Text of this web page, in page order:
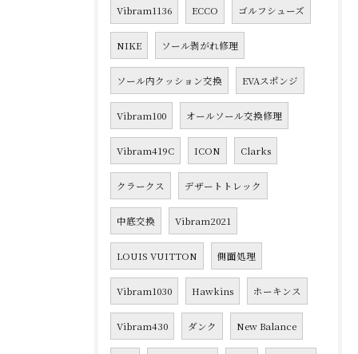
Vibram1136 ECCO ゴルフシューズ
NIKE ソール剥がれ修理
ソール内クッション交換 EVAスポンジ
Vibram100 オールソール交換修理
Vibram419C ICON Clarks
クラークス デザートトレック
中底交換 Vibram2021
LOUIS VUITTON 側面処理
Vibram1030 Hawkins ホーキンス
Vibram430 ダンク New Balance